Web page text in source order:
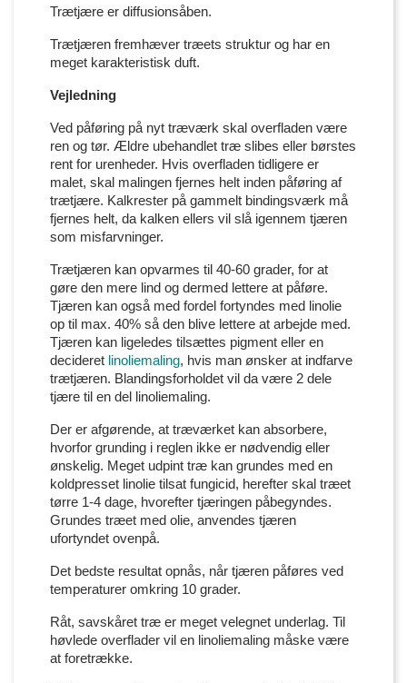
Trætjære er diffusionsåben.
Trætjæren fremhæver træets struktur og har en
meget karakteristisk duft.
Vejledning
Ved påføring på nyt træværk skal overfladen være
ren og tør. Ældre ubehandlet træ slibes eller børstes
rent for urenheder. Hvis overfladen tidligere er
malet, skal malingen fjernes helt inden påføring af
trætjære. Kalkrester på gammelt bindingsværk må
fjernes helt, da kalken ellers vil slå igennem tjæren
som misfarvninger.
Trætjæren kan opvarmes til 40-60 grader, for at
gøre den mere lind og dermed lettere at påføre.
Tjæren kan også med fordel fortyndes med linolie
op til max. 40% så den blive lettere at arbejde med.
Tjæren kan ligeledes tilsættes pigment eller en
decideret linoliemaling, hvis man ønsker at indfarve
trætjæren. Blandingsforholdet vil da være 2 dele
tjære til en del linoliemaling.
Der er afgørende, at træværket kan absorbere,
hvorfor grunding i reglen ikke er nødvendig eller
ønskelig. Meget udpint træ kan grundes med en
koldpresset linolie tilsat fungicid, herefter skal træet
tørre 1-4 dage, hvorefter tjæringen påbegyndes.
Grundes træet med olie, anvendes tjæren
ufortyndet ovenpå.
Det bedste resultat opnås, når tjæren påføres ved
temperaturer omkring 10 grader.
Råt, savskåret træ er meget velegnet underlag. Til
høvlede overflader vil en linoliemaling måske være
at foretrække.